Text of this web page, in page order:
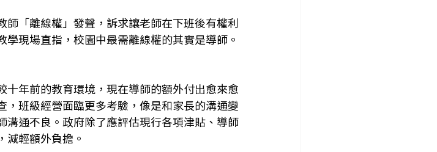
「離線權」發聲，訴求讓老師在下班後有權利
現場直指，校園中最需離線權的其實是導師。
年前的教育環境，現在導師的額外付出愈來愈
班級經營面臨更多考驗，像是和家長的溝通變
通不良。政府除了應評估現行各項津貼、導師
減輕額外負擔。